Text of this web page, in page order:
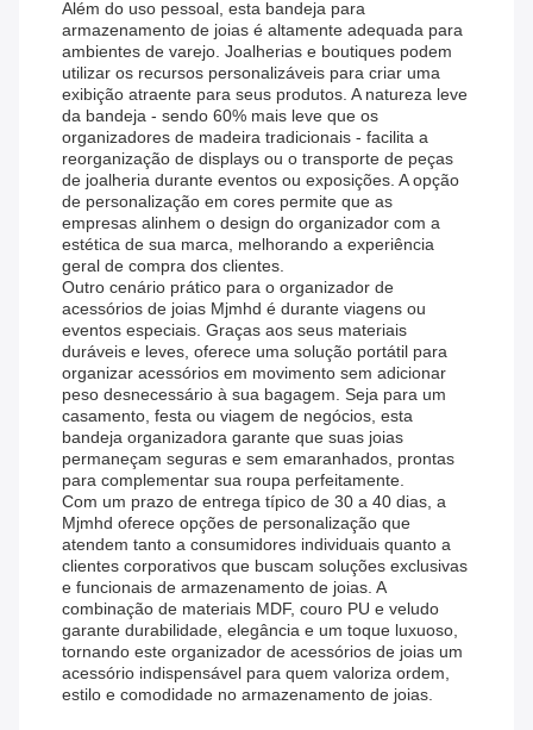
Além do uso pessoal, esta bandeja para
armazenamento de joias é altamente adequada para
ambientes de varejo. Joalherias e boutiques podem
utilizar os recursos personalizáveis ​​para criar uma
exibição atraente para seus produtos. A natureza leve
da bandeja - sendo 60% mais leve que os
organizadores de madeira tradicionais - facilita a
reorganização de displays ou o transporte de peças
de joalheria durante eventos ou exposições. A opção
de personalização em cores permite que as
empresas alinhem o design do organizador com a
estética de sua marca, melhorando a experiência
geral de compra dos clientes.
Outro cenário prático para o organizador de
acessórios de joias Mjmhd é durante viagens ou
eventos especiais. Graças aos seus materiais
duráveis ​​e leves, oferece uma solução portátil para
organizar acessórios em movimento sem adicionar
peso desnecessário à sua bagagem. Seja para um
casamento, festa ou viagem de negócios, esta
bandeja organizadora garante que suas joias
permaneçam seguras e sem emaranhados, prontas
para complementar sua roupa perfeitamente.
Com um prazo de entrega típico de 30 a 40 dias, a
Mjmhd oferece opções de personalização que
atendem tanto a consumidores individuais quanto a
clientes corporativos que buscam soluções exclusivas
e funcionais de armazenamento de joias. A
combinação de materiais MDF, couro PU e veludo
garante durabilidade, elegância e um toque luxuoso,
tornando este organizador de acessórios de joias um
acessório indispensável para quem valoriza ordem,
estilo e comodidade no armazenamento de joias.